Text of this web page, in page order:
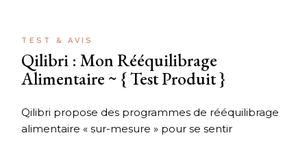
TEST & AVIS
Qilibri : Mon Rééquilibrage
Alimentaire ~ { Test Produit }
Qilibri propose des programmes de rééquilibrage
alimentaire « sur-mesure » pour se sentir